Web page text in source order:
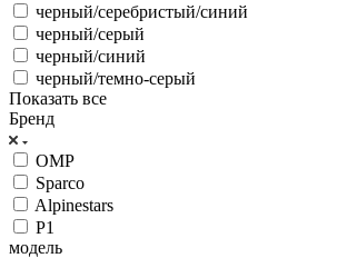
черный/серебристый/синий
черный/серый
черный/синий
черный/темно-серый
Показать все
Бренд
OMP
Sparco
Alpinestars
P1
модель